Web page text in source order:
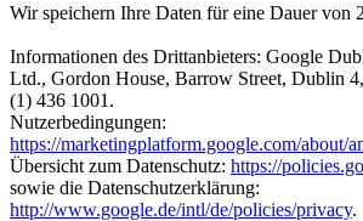
Wir speichern Ihre Daten für eine Dauer von
Informationen des Drittanbieters: Google
Ltd., Gordon House, Barrow Street, Dublin
(1) 436 1001.
Nutzerbedingungen:
https://marketingplatform.google.com/about/
Übersicht zum Datenschutz: https://
sowie die Datenschutzerklärung:
http://www.google.de/intl/de/policies/privacy.